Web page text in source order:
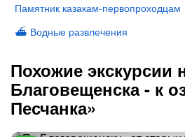
Памятник казакам-первопроходцам
⛴ Водные развлечения
Похожие экскурсии
Благовещенска - к
Песчанка»